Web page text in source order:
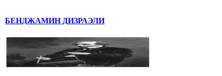
БЕНДЖАМИН ДИЗРАЭЛИ